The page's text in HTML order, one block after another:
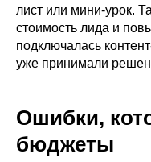
лист или мини-урок.
стоимость лида и
подключалась
уже принимали
Ошибки,
бюджеты